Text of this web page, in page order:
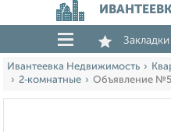
Закладки
Ивантеевка Недвижимость
2‑комнатные
Объявление